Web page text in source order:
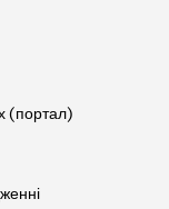
(портал)